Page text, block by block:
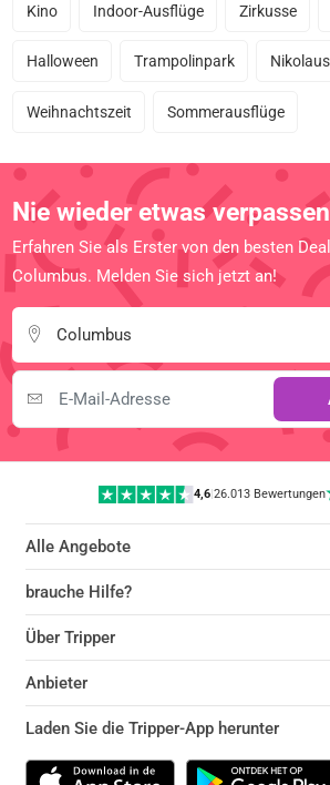
Kino Indoor-Ausflüge Zirkusse
Halloween Trampolinpark Nikolaus
Weihnachtszeit Sommerausflüge
Nie wieder etwas
Erfahren Sie als Erster von den besten
Columbus. Melden Sie sich jetzt an!
Columbus
4,6|26.013 Bewertungen
Alle Angebote
brauche Hilfe?
Über Tripper
Anbieter
Laden Sie die Tripper-App herunter